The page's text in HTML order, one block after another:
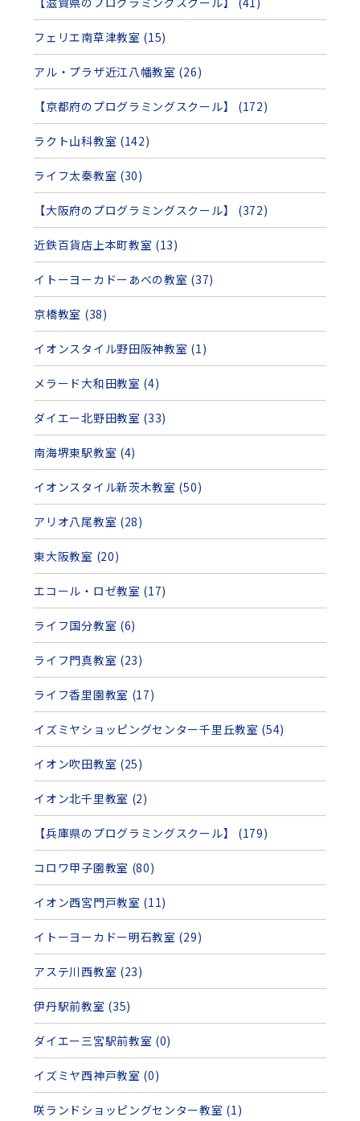
フェリエ南草津教室 (15)
アル・プラザ近江八幡教室 (26)
【京都府のプログラミングスクール】 (172)
ラクト山科教室 (142)
ライフ太秦教室 (30)
【大阪府のプログラミングスクール】 (372)
近鉄百貨店上本町教室 (13)
イトーヨーカドーあべの教室 (37)
京橋教室 (38)
イオンスタイル野田阪神教室 (1)
メラード大和田教室 (4)
ダイエー北野田教室 (33)
南海堺東駅教室 (4)
イオンスタイル新茨木教室 (50)
アリオ八尾教室 (28)
東大阪教室 (20)
エコール・ロゼ教室 (17)
ライフ国分教室 (6)
ライフ門真教室 (23)
ライフ香里園教室 (17)
イズミヤショッピングセンター千里丘教室 (54)
イオン吹田教室 (25)
イオン北千里教室 (2)
【兵庫県のプログラミングスクール】 (179)
コロワ甲子園教室 (80)
イオン西宮門戸教室 (11)
イトーヨーカドー明石教室 (29)
アステ川西教室 (23)
伊丹駅前教室 (35)
ダイエー三宮駅前教室 (0)
イズミヤ西神戸教室 (0)
咲ランドショッピングセンター教室 (1)